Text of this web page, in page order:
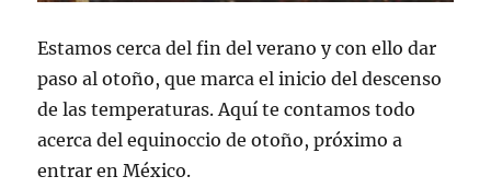
Estamos cerca del fin del verano y con ello dar
paso al otoño, que marca el inicio del descenso
de las temperaturas. Aquí te contamos todo
acerca del equinoccio de otoño, próximo a
entrar en México.